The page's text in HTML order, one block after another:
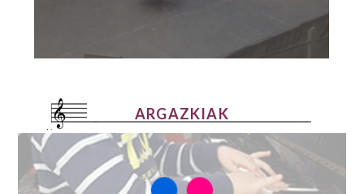
ARGAZKIAK